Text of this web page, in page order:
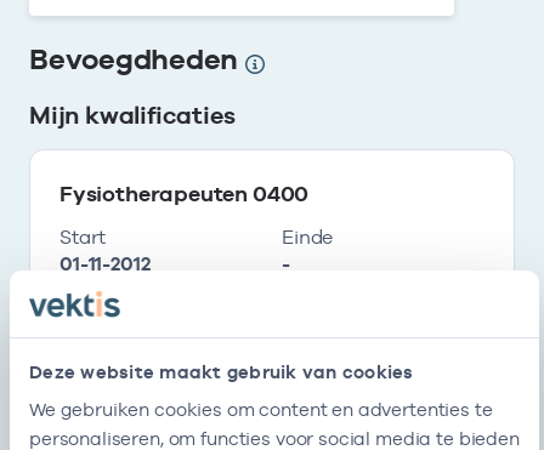
Deze website maakt gebruik van cookies
We gebruiken cookies om content en advertenties te
personaliseren, om functies voor social media te bieden
Bevoegdheden
Mijn kwalificaties
Fysiotherapeuten 0400
Start
01-11-2012
Einde
-
Mijn erkenningen
Inschrijving handelsregister